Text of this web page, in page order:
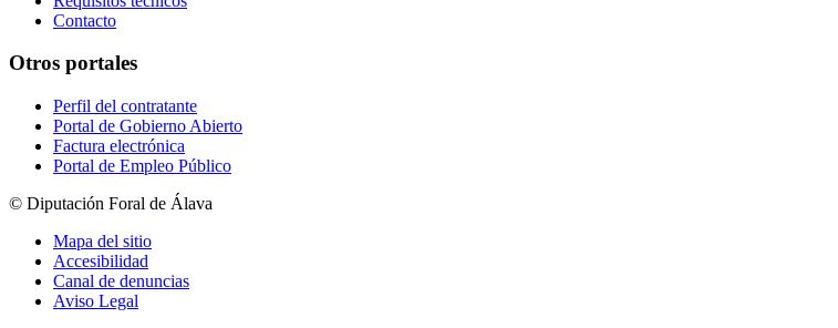
Contacto
Otros portales
Perfil del contratante
Portal de Gobierno Abierto
Factura electrónica
Portal de Empleo Público
© Diputación Foral de Álava
Mapa del sitio
Accesibilidad
Canal de denuncias
Aviso Legal